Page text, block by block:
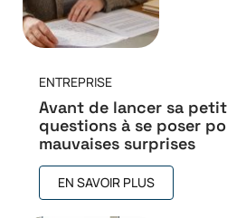
ENTREPRISE
Avant de lancer sa
questions à se poser
mauvaises surprises
EN SAVOIR PLUS